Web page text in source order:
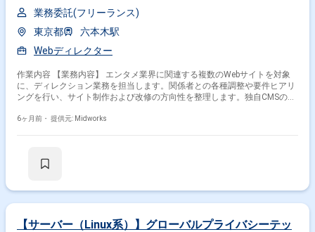
業務委託(フリーランス)
東京都
六本木駅
Webディレクター
作業内容 【業務内容】 エンタメ業界に関連する複数のWebサイトを対象
に、ディレクション業務を担当します。関係者との各種調整や要件ヒアリ
ングを行い、サイト制作および改修の方向性を整理します。独自CMSの組
境において、コーディングメンバーと密に連携しながら円滑なプロジェク
自CMS組み込み業務の進行管理 ・コーディングメンバーとのコミュニケー
6ヶ月前・ 提供元: Midworks
【サーバー（Linux系）】グローバルプライバシーテッ